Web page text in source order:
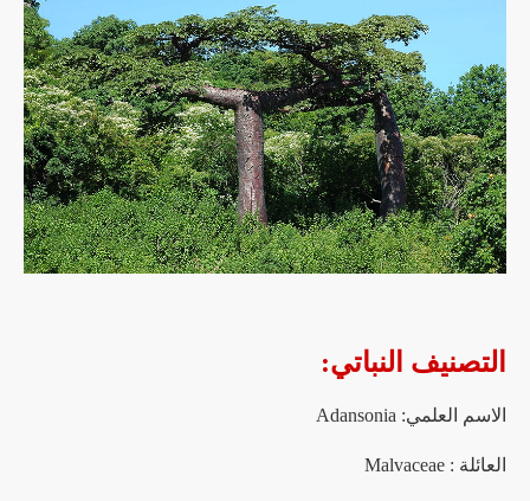
التصنيف النباتي:
الاسم العلمي: Adansonia
العائلة : Malvaceae